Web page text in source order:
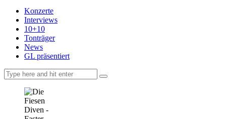
Konzerte
Interviews
10+10
Tonträger
News
GL präsentiert